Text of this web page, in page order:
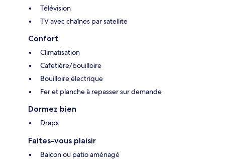
Télévision
TV avec chaînes par satellite
Confort
Climatisation
Cafetière/bouilloire
Bouilloire électrique
Fer et planche à repasser sur demande
Dormez bien
Draps
Faites-vous plaisir
Balcon ou patio aménagé